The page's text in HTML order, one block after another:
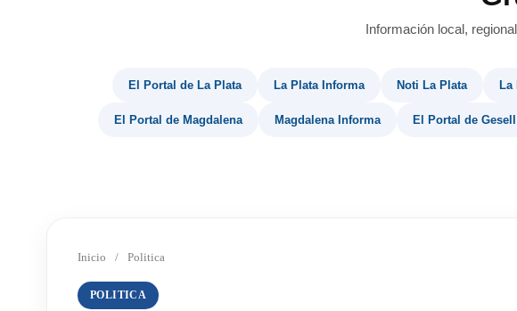
Información local,
El Portal de La Plata La Plata Informa Noti La Plata La
El Portal de Magdalena Magdalena Informa El Portal de Gesell
Inicio / Politica
POLITICA